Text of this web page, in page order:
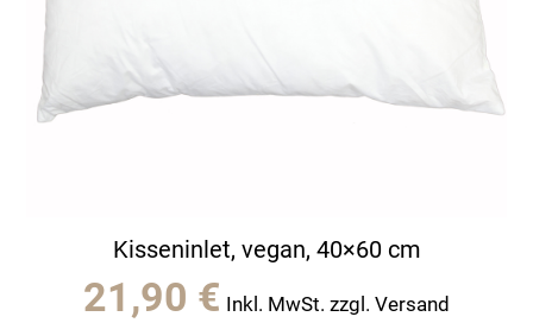
Kisseninlet, vegan, 40×60 cm
21,90 € Inkl. MwSt. zzgl. Versand